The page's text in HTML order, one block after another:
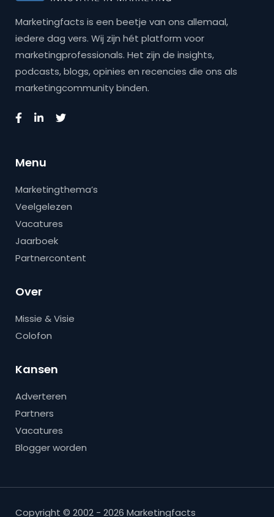
Marketingfacts is een beetje van ons allemaal,
iedere dag vers. Wij zijn hét platform voor
marketingprofessionals. Het zijn de insights,
podcasts, blogs, opinies en recencies die ons als
marketingcommunity binden.
Menu
Marketingthema’s
Veelgelezen
Vacatures
Jaarboek
Partnercontent
Over
Missie & Visie
Colofon
Kansen
Adverteren
Partners
Vacatures
Blogger worden
Copyright © 2002 - 2026 Marketingfacts